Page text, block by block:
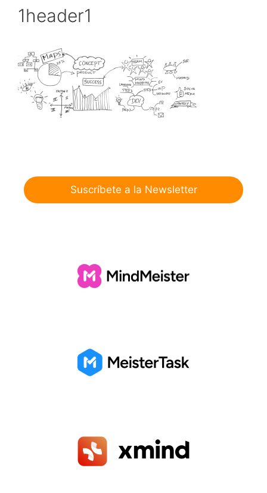
1header1
Suscríbete a la Newsletter